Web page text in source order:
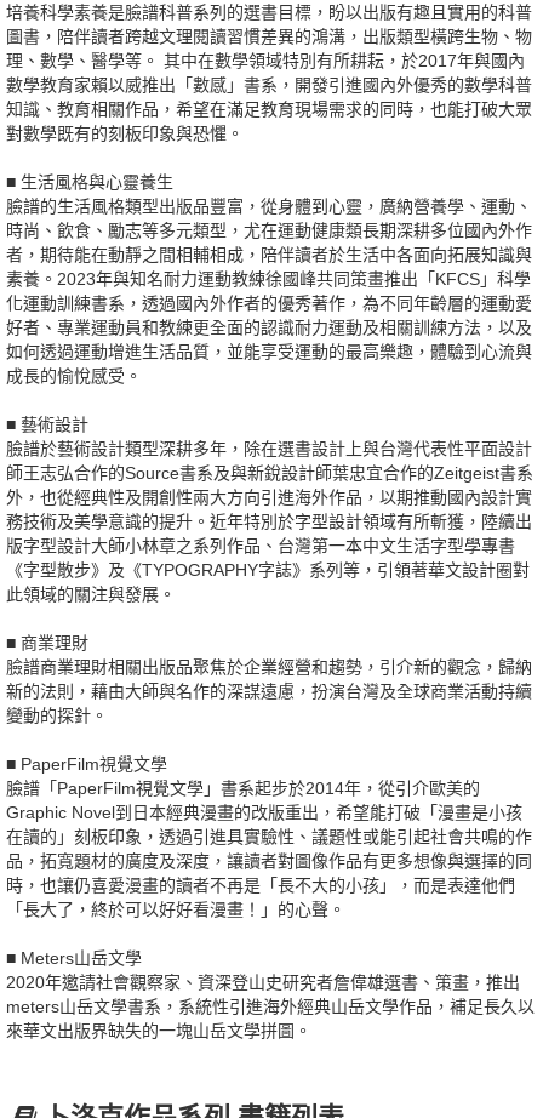
培養科學素養是臉譜科普系列的選書目標，盼以出版有趣且實用的科普
圖書，陪伴讀者跨越文理閱讀習慣差異的鴻溝，出版類型橫跨生物、物
理、數學、醫學等。 其中在數學領域特別有所耕耘，於2017年與國內
數學教育家賴以威推出「數感」書系，開發引進國內外優秀的數學科普
知識、教育相關作品，希望在滿足教育現場需求的同時，也能打破大眾
對數學既有的刻板印象與恐懼。
■ 生活風格與心靈養生
臉譜的生活風格類型出版品豐富，從身體到心靈，廣納營養學、運動、
時尚、飲食、勵志等多元類型，尤在運動健康類長期深耕多位國內外作
者，期待能在動靜之間相輔相成，陪伴讀者於生活中各面向拓展知識與
素養。2023年與知名耐力運動教練徐國峰共同策畫推出「KFCS」科學
化運動訓練書系，透過國內外作者的優秀著作，為不同年齡層的運動愛
好者、專業運動員和教練更全面的認識耐力運動及相關訓練方法，以及
如何透過運動增進生活品質，並能享受運動的最高樂趣，體驗到心流與
成長的愉悅感受。
■ 藝術設計
臉譜於藝術設計類型深耕多年，除在選書設計上與台灣代表性平面設計
師王志弘合作的Source書系及與新銳設計師葉忠宜合作的Zeitgeist書系
外，也從經典性及開創性兩大方向引進海外作品，以期推動國內設計實
務技術及美學意識的提升。近年特別於字型設計領域有所斬獲，陸續出
版字型設計大師小林章之系列作品、台灣第一本中文生活字型學專書
《字型散步》及《TYPOGRAPHY字誌》系列等，引領著華文設計圈對
此領域的關注與發展。
■ 商業理財
臉譜商業理財相關出版品聚焦於企業經營和趨勢，引介新的觀念，歸納
新的法則，藉由大師與名作的深謀遠慮，扮演台灣及全球商業活動持續
變動的探針。
■ PaperFilm視覺文學
臉譜「PaperFilm視覺文學」書系起步於2014年，從引介歐美的
Graphic Novel到日本經典漫畫的改版重出，希望能打破「漫畫是小孩
在讀的」刻板印象，透過引進具實驗性、議題性或能引起社會共鳴的作
品，拓寬題材的廣度及深度，讓讀者對圖像作品有更多想像與選擇的同
時，也讓仍喜愛漫畫的讀者不再是「長不大的小孩」，而是表達他們
「長大了，終於可以好好看漫畫！」的心聲。
■ Meters山岳文學
2020年邀請社會觀察家、資深登山史研究者詹偉雄選書、策畫，推出
meters山岳文學書系，系統性引進海外經典山岳文學作品，補足長久以
來華文出版界缺失的一塊山岳文學拼圖。